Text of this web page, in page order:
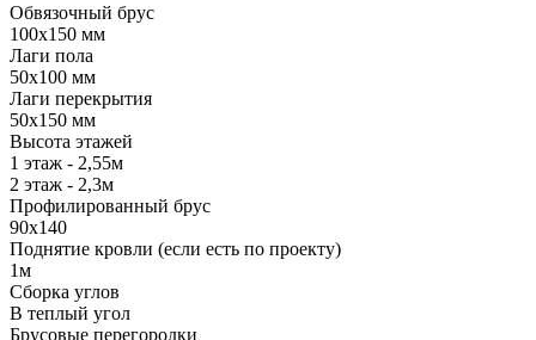
Обвязочный брус
100х150 мм
Лаги пола
50х100 мм
Лаги перекрытия
50х150 мм
Высота этажей
1 этаж - 2,55м
2 этаж - 2,3м
Профилированный брус
90х140
Поднятие кровли (если есть по проекту)
1м
Сборка углов
В теплый угол
Брусовые перегородки